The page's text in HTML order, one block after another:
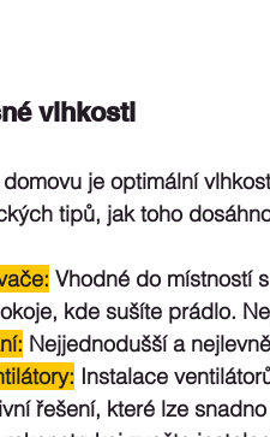
vlhkosti
je optimální
tipů, jak toho
Vhodné do místností
kde sušíte prádlo.
Nejjednodušší a
Instalace
řešení, které lze